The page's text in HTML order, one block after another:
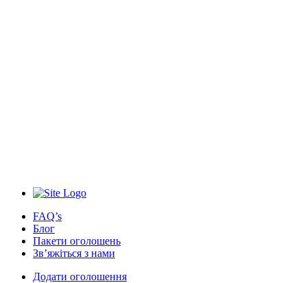
FAQ’s
Блог
Пакети оголошень
Зв’яжіться з нами
Додати оголошення